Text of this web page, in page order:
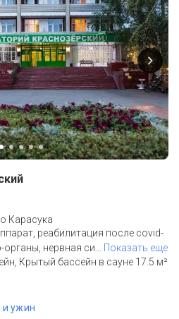
Карасука
реабилитация после covid-
органы, нервная си
Показать еще
Крытый бассейн в сауне 17.5 м²
и ужин